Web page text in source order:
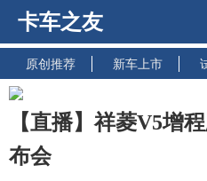
卡车之友
原创推荐 新车上市
【直播】祥菱V5增
布会